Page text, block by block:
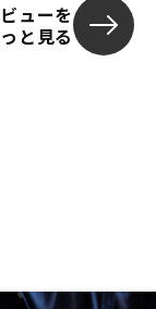
ューを
と見る